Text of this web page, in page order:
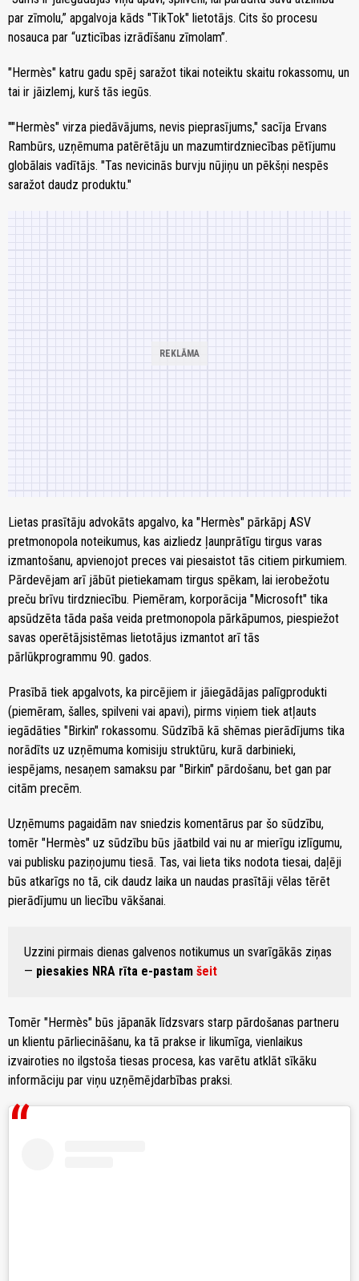
par zīmolu,” apgalvoja kāds "TikTok" lietotājs. Cits šo procesu
nosauca par “uzticības izrādīšanu zīmolam”.
"Hermès" katru gadu spēj saražot tikai noteiktu skaitu rokassomu, un
tai ir jāizlemj, kurš tās iegūs.
""Hermès" virza piedāvājums, nevis pieprasījums," sacīja Ervans
Rambūrs, uzņēmuma patērētāju un mazumtirdzniecības pētījumu
globālais vadītājs. "Tas nevicinās burvju nūjiņu un pēkšņi nespēs
saražot daudz produktu."
Lietas prasītāju advokāts apgalvo, ka "Hermès" pārkāpj ASV
pretmonopola noteikumus, kas aizliedz ļaunprātīgu tirgus varas
izmantošanu, apvienojot preces vai piesaistot tās citiem pirkumiem.
Pārdevējam arī jābūt pietiekamam tirgus spēkam, lai ierobežotu
preču brīvu tirdzniecību. Piemēram, korporācija "Microsoft" tika
apsūdzēta tāda paša veida pretmonopola pārkāpumos, piespiežot
savas operētājsistēmas lietotājus izmantot arī tās
pārlūkprogrammu 90. gados.
Prasībā tiek apgalvots, ka pircējiem ir jāiegādājas palīgprodukti
(piemēram, šalles, spilveni vai apavi), pirms viņiem tiek atļauts
iegādāties "Birkin" rokassomu. Sūdzībā kā shēmas pierādījums tika
norādīts uz uzņēmuma komisiju struktūru, kurā darbinieki,
iespējams, nesaņem samaksu par "Birkin" pārdošanu, bet gan par
citām precēm.
Uzņēmums pagaidām nav sniedzis komentārus par šo sūdzību,
tomēr "Hermès" uz sūdzību būs jāatbild vai nu ar mierīgu izlīgumu,
vai publisku paziņojumu tiesā. Tas, vai lieta tiks nodota tiesai, daļēji
būs atkarīgs no tā, cik daudz laika un naudas prasītāji vēlas tērēt
pierādījumu un liecību vākšanai.
Uzzini pirmais dienas galvenos notikumus un svarīgākās ziņas
— piesakies NRA rīta e-pastam šeit
Tomēr "Hermès" būs jāpanāk līdzsvars starp pārdošanas partneru
un klientu pārliecināšanu, ka tā prakse ir likumīga, vienlaikus
izvairoties no ilgstoša tiesas procesa, kas varētu atklāt sīkāku
informāciju par viņu uzņēmējdarbības praksi.